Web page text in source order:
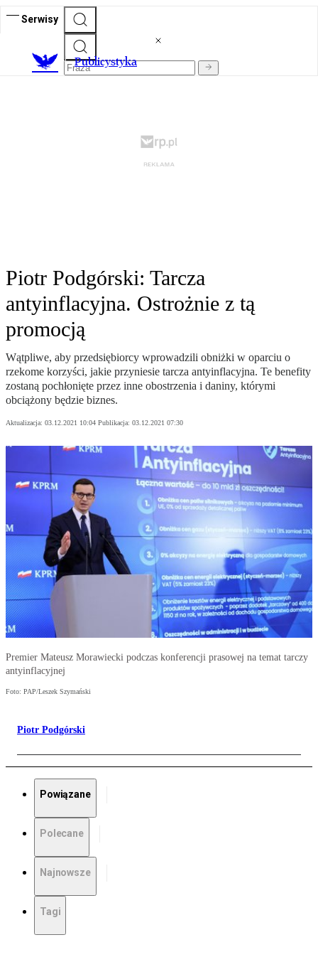
Serwisy
Publicystyka
Piotr Podgórski: Tarcza
antyinflacyjna. Ostrożnie z tą
promocją
Wątpliwe, aby przedsiębiorcy wprowadzili obniżki w oparciu o
rzekome korzyści, jakie przyniesie tarcza antyinflacyjna. Te benefity
zostaną pochłonięte przez inne obostrzenia i daniny, którymi
obciążony będzie biznes.
Aktualizacja: 03.12.2021 10:04 Publikacja: 03.12.2021 07:30
Premier Mateusz Morawiecki podczas konferencji prasowej na temat tarczy
antyinflacyjnej
Foto: PAP/Leszek Szymański
Piotr Podgórski
Powiązane
Polecane
Najnowsze
Tagi